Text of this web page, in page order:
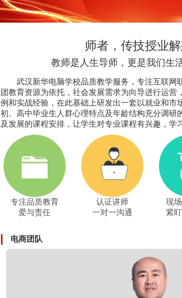
师者，传技授业解
教师是人生导师，更是我们生
武汉新华电脑学校品质教学服务，专注互联网
团教育资源为依托，社会发展需求为向导进行运营
例和实战经验，在此基础上研发出一套以就业和市
初、高中毕业生人群心理特点及年龄结构充分调研
及发展的课程安排，让学生对专业课程有兴趣，学
专注品质教育
爱与责任
认证讲师
一对一沟通
现
紧
电商团队